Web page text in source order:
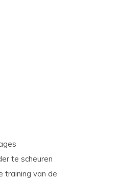
te scheuren
training van de